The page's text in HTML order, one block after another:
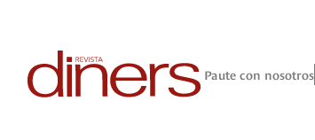
Paute con nosotros